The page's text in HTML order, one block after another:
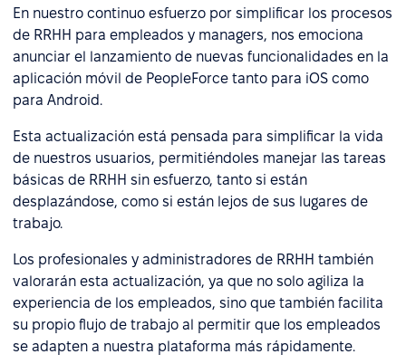
En nuestro continuo esfuerzo por simplificar los procesos
de RRHH para empleados y managers, nos emociona
anunciar el lanzamiento de nuevas funcionalidades en la
aplicación móvil de PeopleForce tanto para iOS como
para Android.
Esta actualización está pensada para simplificar la vida
de nuestros usuarios, permitiéndoles manejar las tareas
básicas de RRHH sin esfuerzo, tanto si están
desplazándose, como si están lejos de sus lugares de
trabajo.
Los profesionales y administradores de RRHH también
valorarán esta actualización, ya que no solo agiliza la
experiencia de los empleados, sino que también facilita
su propio flujo de trabajo al permitir que los empleados
se adapten a nuestra plataforma más rápidamente.